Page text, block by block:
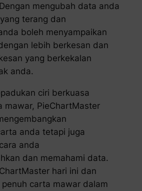
mengubah data anda
terang dan
boleh menyampaikan
lebih berkesan dan
yang berkekalan
anda.
ciri berkuasa
mawar, PieChartMaster
anda tetapi juga
anda
dan memahami data.
hari ini dan
carta mawar dalam